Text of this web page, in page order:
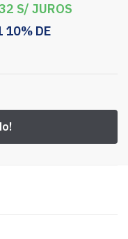
S/ JUROS
10% DE